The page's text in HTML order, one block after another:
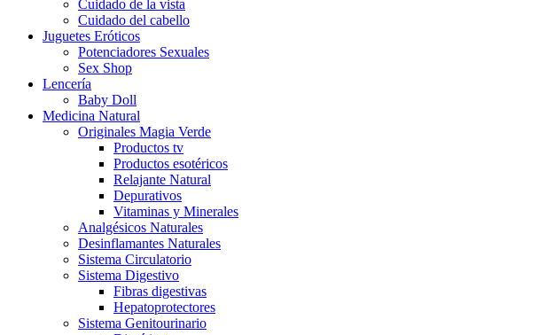
Cuidado de la vista
Cuidado del cabello
Juguetes Eróticos
Potenciadores Sexuales
Sex Shop
Lencería
Baby Doll
Medicina Natural
Originales Magia Verde
Productos tv
Productos esotéricos
Relajante Natural
Depurativos
Vitaminas y Minerales
Analgésicos Naturales
Desinflamantes Naturales
Sistema Circulatorio
Sistema Digestivo
Fibras digestivas
Hepatoprotectores
Sistema Genitourinario